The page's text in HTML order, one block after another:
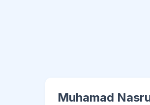
Muhamad